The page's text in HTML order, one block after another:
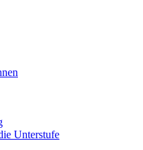
Unterstufe